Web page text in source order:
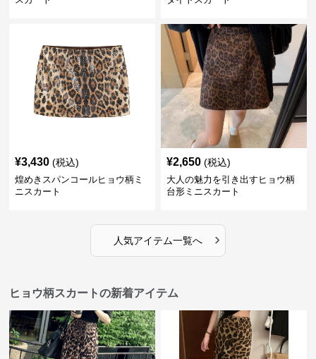
¥3,430 (税込)
煌めきスパンコールヒョウ柄ミ
ニスカート
¥2,650 (税込)
大人の魅力を引き出すヒョウ柄
台形ミニスカート
人気アイテム一覧へ ›
ヒョウ柄スカートの新着アイテム